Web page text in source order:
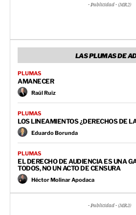
- Publicidad - (MR2)
LAS PLUMAS DE
PLUMAS
AMANECER
Raúl Ruiz
PLUMAS
LOS LINEAMIENTOS ¿DERECHOS DE
Eduardo Borunda
PLUMAS
EL DERECHO DE AUDIENCIA ES UNA
TODOS, NO UN ACTO DE CENSURA
Héctor Molinar Apodaca
- Publicidad - (MR3)